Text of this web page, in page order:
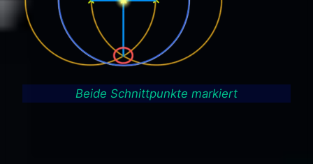
Beide Schnittpunkte markiert